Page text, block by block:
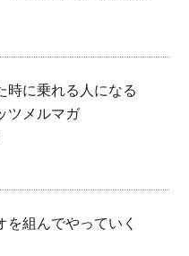
時に乗れる人になる
ツメルマガ
組んでやっていく